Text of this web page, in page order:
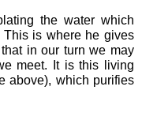
the water which
This is where he gives
in our turn we may
meet. It is this living
above), which purifies